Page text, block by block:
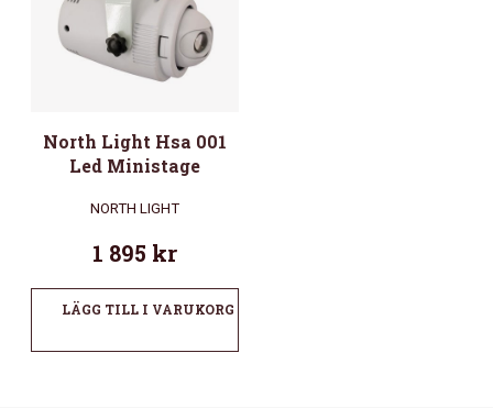
North Light Hsa 001
Led Ministage
NORTH LIGHT
1 895 kr
LÄGG TILL I VARUKORG